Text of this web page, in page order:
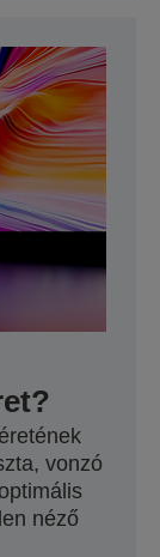
vonzó
néző